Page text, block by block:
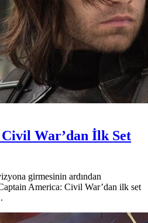
War’dan İlk Set
girmesinin ardından
America: Civil War’dan ilk set